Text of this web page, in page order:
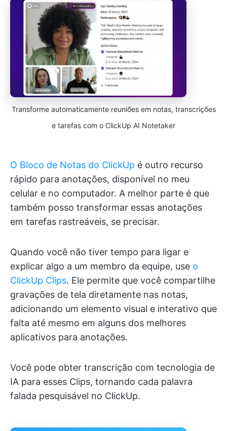
Transforme automaticamente reuniões em notas, transcrições
e tarefas com o ClickUp AI Notetaker
O Bloco de Notas do ClickUp é outro recurso
rápido para anotações, disponível no meu
celular e no computador. A melhor parte é que
também posso transformar essas anotações
em tarefas rastreáveis, se precisar.
Quando você não tiver tempo para ligar e
explicar algo a um membro da equipe, use o
ClickUp Clips. Ele permite que você compartilhe
gravações de tela diretamente nas notas,
adicionando um elemento visual e interativo que
falta até mesmo em alguns dos melhores
aplicativos para anotações.
Você pode obter transcrição com tecnologia de
IA para esses Clips, tornando cada palavra
falada pesquisável no ClickUp.